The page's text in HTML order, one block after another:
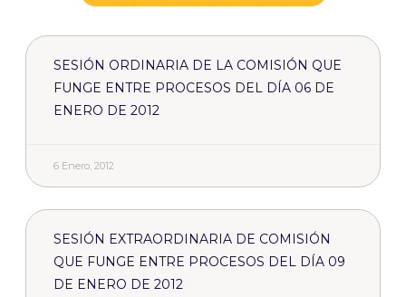
SESIÓN ORDINARIA DE LA COMISIÓN QUE
FUNGE ENTRE PROCESOS DEL DÍA 06 DE
ENERO DE 2012
6 Enero, 2012
SESIÓN EXTRAORDINARIA DE COMISIÓN
QUE FUNGE ENTRE PROCESOS DEL DÍA 09
DE ENERO DE 2012